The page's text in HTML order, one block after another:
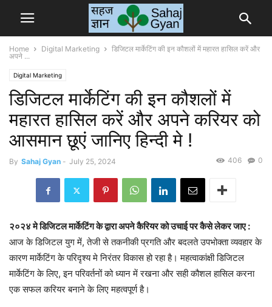
Home Digital Marketing
डिजिटल मार्केटिंग की इन कौशलों में महारत हासिल करें और
अपने ...
Digital Marketing
डिजिटल मार्केटिंग की इन कौशलों में
महारत हासिल करें और अपने करियर को
आसमान छूएं जानिए हिन्दी मे !
By Sahaj Gyan - July 25, 2024 0
406
२०२४ मे डिजिटल मार्केटिंग के द्वारा अपने कैरियर को उचाई पर कैसे लेकर जाए :
आज के डिजिटल युग में, तेजी से तकनीकी प्रगति और बदलते उपभोक्ता व्यवहार के
कारण मार्केटिंग के परिदृश्य मे निरंतर विकास हो रहा है। महत्वाकांक्षी डिजिटल
मार्केटिंग के लिए, इन परिवर्तनों को ध्यान में रखना और सही कौशल हासिल करना
एक सफल करियर बनाने के लिए महत्वपूर्ण है।